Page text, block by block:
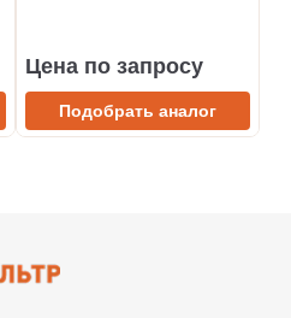
Цена по запросу
Подобрать аналог